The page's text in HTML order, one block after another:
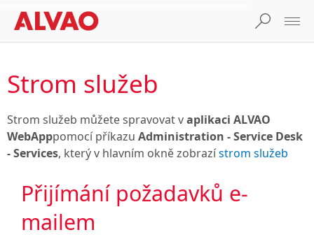
Strom služeb
Strom služeb můžete spravovat vaplikaci ALVAO
WebApppomocí příkazu Administration - Service Desk
- Services, který v hlavním okně zobrazístrom služeb
Přijímání požadavků e-
mailem